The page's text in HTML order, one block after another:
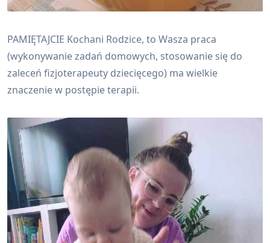
PAMIĘTAJCIE Kochani Rodzice, to Wasza praca
(wykonywanie zadań domowych, stosowanie się do
zaleceń fizjoterapeuty dziecięcego) ma wielkie
znaczenie w postępie terapii.